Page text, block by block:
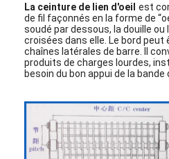
La ceinture de lien d'oeil est
de fil façonnés en la forme de
soudé par dessous, la douille
croisées dans elle. Le bord peut
chaînes latérales de barre. Il
produits de charges lourdes,
besoin du bon appui de la bande